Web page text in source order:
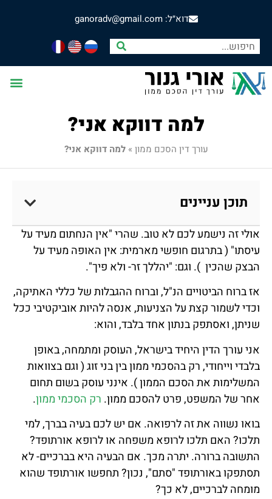
דוא״ל: ganoradv@gmail.com
למה דווקא אני?
עורך דין הסכם ממון »למה דווקא אני?
תוכן עניינים
אולי זה נישמע לכם לא טוב. שהרי "אין הנחתום מעיד על
עיסתו" ( בתרגום חופשי מארמית: אין האופה מעיד על
הבצק שהכין ). וגם: "יהללך זר- ולא פיך".
אז ברוח הביטויים הנ"ל, וברוח ההגבלות של כללי האתיקה,
וכדי לשמור קצת על הצניעות, אנסה להיות אוביקטיבי ככל
שניתן, ואסתפק בנתון אחד בלבד, והוא:
אני עורך הדין היחיד בישראל, העוסק ומתמחה, באופן
בלבדי וייחודי, רק בהסכמי ממון בין בני זוג ( וגם בצוואות
המשלימות את הסכם הממון ). אינני עוסק בשום תחום
אחר של המשפט, פרט להסכם ממון. רק הסכמי ממון.
בואו נשווה את זה לרפואה. אם יש לכם בעיה בברך, למי
תלכו? האם תלכו לרופא משפחה או לרופא אורתופד?
התשובה ברורה. יתרה מכך. אם הבעיה היא בברכיים- לא
תסתפקו באורתופד "סתם", נכון? תחפשו אורתופד שהוא
מומחה לברכיים, לא כך?